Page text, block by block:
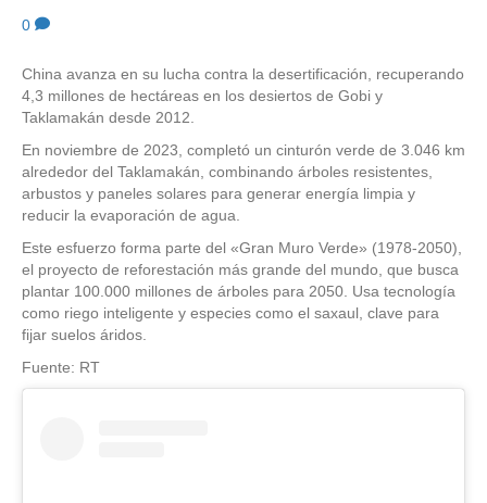
0
China avanza en su lucha contra la desertificación, recuperando
4,3 millones de hectáreas en los desiertos de Gobi y
Taklamakán desde 2012.
En noviembre de 2023, completó un cinturón verde de 3.046 km
alrededor del Taklamakán, combinando árboles resistentes,
arbustos y paneles solares para generar energía limpia y
reducir la evaporación de agua.
Este esfuerzo forma parte del «Gran Muro Verde» (1978-2050),
el proyecto de reforestación más grande del mundo, que busca
plantar 100.000 millones de árboles para 2050. Usa tecnología
como riego inteligente y especies como el saxaul, clave para
fijar suelos áridos.
Fuente: RT